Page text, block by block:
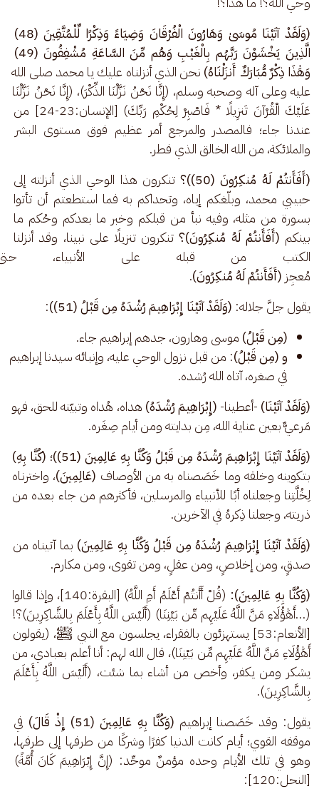
(وَلَقَدْ آتَيْنَا مُوسَىٰ وَهَارُونَ الْفُرْقَانَ وَضِيَاءً وَذِكْرًا لِّلْمُتَّقِينَ (48)
الَّذِينَ يَخْشَوْنَ رَبَّهُم بِالْغَيْبِ وَهُم مِّنَ السَّاعَةِ مُشْفِقُونَ (49)
وَهَٰذَا ذِكْرٌ مُّبَارَكٌ أَنزَلْنَاهُ) نحن الذي أنزلناه عليك يا محمد صلى الله
عليه وعلى آله وصحبه وسلم، (إِنَّا نَحْنُ نَزَّلْنَا الذِّكْرَ)، (إِنَّا نَحْنُ نَزَّلْنَا
عَلَيْكَ الْقُرْآنَ تَنزِيلًا * فَاصْبِرْ لِحُكْمِ رَبِّكَ) [الإنسان:23-24] من
عندنا جاء؛ فالمصدر والمرجع أمر عظيم فوق مستوى البشر
والملائكة، من الله الخالق الذي فطر.
(أَفَأَنتُمْ لَهُ مُنكِرُونَ (50))؟
تنكرون هذا الوحي الذي أنزلته إلى
حبيبي محمد، وبلّغكم إياه، وتحداكم به فما استطعتم أن تأتوا
بسورة من مثله، وفيه نبأ من قبلكم وخبر ما بعدكم وحُكم ما
بينكم (أَفَأَنتُمْ لَهُ مُنكِرُونَ)؟ تنكرون تنزيلًا على نبينا، وقد أنزلنا
الكتب من قبله على الأنبياء،
مُعجِز (أَفَأَنتُمْ لَهُ مُنكِرُونَ).
يقول جلَّ جلاله: (وَلَقَدْ آتَيْنَا إِبْرَاهِيمَ رُشْدَهُ مِن قَبْلُ (51))
:
(مِن قَبْلُ) موسى وهارون، جدهم إبراهيم جاء.
و (مِن قَبْلُ): من قبل نزول الوحي عليه، وإنبائه سيدنا إبراهيم
في صغره، آتاه الله رُشده.
(وَلَقَدْ آتَيْنَا) -أعطينا- (إِبْرَاهِيمَ رُشْدَهُ) هداه، هُداه وتبيّنه للحق، فهو
مَرعيٌّ بعين عناية الله، مِن بدايته ومن أيام صِغَره.
(وَلَقَدْ آتَيْنَا إِبْرَاهِيمَ رُشْدَهُ مِن قَبْلُ وَكُنَّا بِهِ عَالِمِينَ (51))
؛ (كُنَّا بِهِ)
بتكوينه وخلقه وما خَصَصناه به من الأوصاف (عَالِمِينَ)، واخترناه
لِخُلَّتِنا وجعلناه أبًا للأنبياء والمرسلين، فأكثرهم من جاء بعده من
ذريته، وجعلنا ذِكرهُ في الآخرين.
(وَلَقَدْ آتَيْنَا إِبْرَاهِيمَ رُشْدَهُ مِن قَبْلُ وَكُنَّا بِهِ عَالِمِينَ) بما آتيناه من
صدقٍ، ومن إخلاصٍ، ومن عقلٍ، ومن تقوى، ومن مكارم.
(وَكُنَّا بِهِ عَالِمِينَ):
(قُلْ أَأَنتُمْ أَعْلَمُ أَمِ اللَّهُ) [البقرة:140]، وإذا قالوا
(…أَهَٰؤُلَاءِ مَنَّ اللَّهُ عَلَيْهِم مِّن بَيْنِنَا) (أَلَيْسَ اللَّهُ بِأَعْلَمَ بِالشَّاكِرِينَ)؟!
[الأنعام:53] يستهزئون بالفقراء، يجلسون مع النبي ﷺ، (يقولون
أَهَٰؤُلَاءِ مَنَّ اللَّهُ عَلَيْهِم مِّن بَيْنِنَا)، قال الله لهم: أنا أعلم بعبادي، من
يشكر ومن يكفر، وأخص من أشاء بما شئت، (أَلَيْسَ اللَّهُ بِأَعْلَمَ
بِالشَّاكِرِينَ).
يقول: وقد خَصَصنا إبراهيم (وَكُنَّا بِهِ عَالِمِينَ (51) إِذْ قَالَ)
في
موقفه القوي؛ أيام كانت الدنيا كفرًا وشركًا من طرفها إلى طرفها،
وهو في تلك الأيام وحده مؤمنٌ موحِّد: (إِنَّ إِبْرَاهِيمَ كَانَ أُمَّةً)
[النحل:120]: